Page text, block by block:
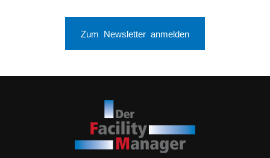
Zum Newsletter anmelden